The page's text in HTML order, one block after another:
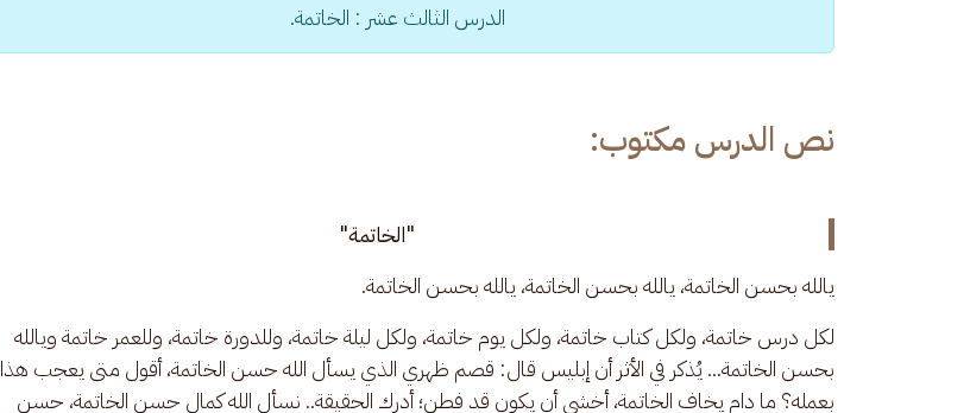
الدرس الثالث عشر : الخاتمة.
نص الدرس مكتوب:
"الخاتمة"
يالله بحسن الخاتمة، يالله بحسن الخاتمة، يالله بحسن الخاتمة.
لكل درس خاتمة، ولكل كتاب خاتمة، ولكل يوم خاتمة، ولكل ليلة خاتمة، وللدورة خاتمة، وللعمر خاتمة ويالله
بحسن الخاتمة... يُذكر في الأثر أن إبليس قال: قصم ظهري الذي يسأل الله حسن الخاتمة، أقول متى يعجب هذا
بعمله؟ ما دام يخاف الخاتمة، أخشى أن يكون قد فطن؛ أدرك الحقيقة.. نسأل الله كمال حسن الخاتمة، حسن